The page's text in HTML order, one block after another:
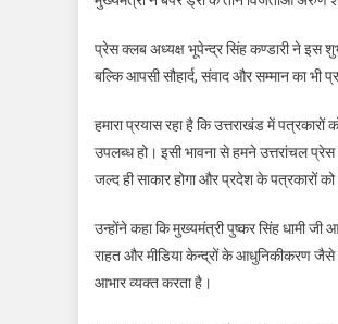
प्रेस क्लब अध्यक्ष भूपेन्द्र सिंह कण्डारी ने इस
बल्कि आपसी सौहार्द, संवाद और सम्मान का भी
हमारा प्रयास रहा है कि उत्तराखंड में
उपलब्ध हो। इसी भावना से हमने उत्तरांचल
जल्द ही साकार होगा और प्रदेश के पत्रकारों
उन्होंने कहा कि मुख्यमंत्री पुष्कर सिंह धामी
राहत और मीडिया केन्द्रों के आधुनिकीकरण
आभार व्यक्त करता है।